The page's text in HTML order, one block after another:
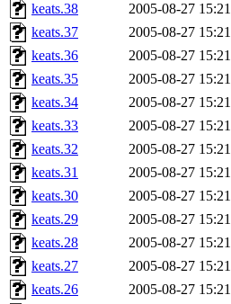
keats.38
2005-08-27 15:21
keats.37
2005-08-27 15:21
keats.36
2005-08-27 15:21
keats.35
2005-08-27 15:21
keats.34
2005-08-27 15:21
keats.33
2005-08-27 15:21
keats.32
2005-08-27 15:21
keats.31
2005-08-27 15:21
keats.30
2005-08-27 15:21
keats.29
2005-08-27 15:21
keats.28
2005-08-27 15:21
keats.27
2005-08-27 15:21
keats.26
2005-08-27 15:21